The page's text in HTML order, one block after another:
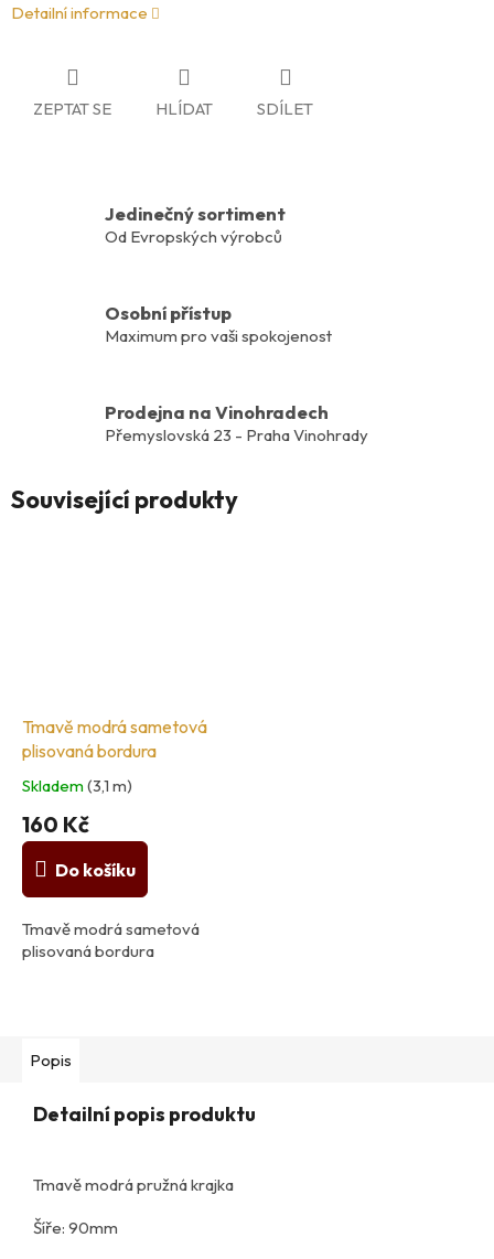
Detailní informace
ZEPTAT SE HLÍDAT SDÍLET
Jedinečný sortiment
Od Evropských výrobců
Osobní přístup
Maximum pro vaši spokojenost
Prodejna na Vinohradech
Přemyslovská 23 - Praha Vinohrady
Související produkty
Tmavě modrá sametová
plisovaná bordura
Skladem(3,1 m)
160 Kč
Do košíku
Tmavě modrá sametová
plisovaná bordura
Popis
Detailní popis produktu
Tmavě modrá pružná krajka
Šíře: 90mm